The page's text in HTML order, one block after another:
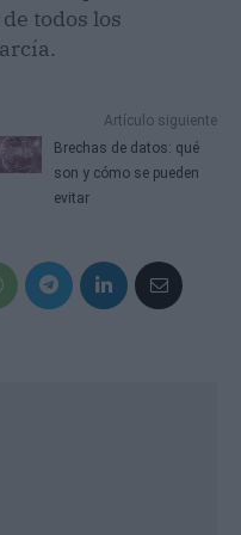
todos los
Artículo siguiente
Brechas de datos: qué
son y cómo se pueden
evitar